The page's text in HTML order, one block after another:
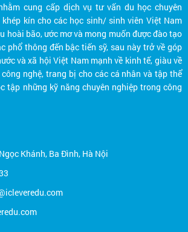
nhằm cung cấp dịch vụ tư vấn du học chuyên
kín cho các học sinh/ sinh viên Việt Nam
hoài bão, ước mơ và mong muốn được đào tạo
phổ thông đến bậc tiến sỹ, sau này trở về góp
và xã hội Việt Nam mạnh về kinh tế, giàu về
nghệ, trang bị cho các cá nhân và tập thể
tập những kỹ năng chuyên nghiệp trong công
Khánh, Ba Đình, Hà Nội